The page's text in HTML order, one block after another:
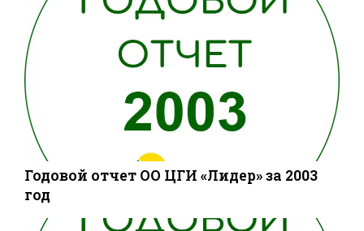
Годовой отчет ОО ЦГИ «Лидер» за 2003
год